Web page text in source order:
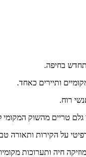
ותיירים כאחד.
טריים מהשוק המקומי
חיה ותערוכות